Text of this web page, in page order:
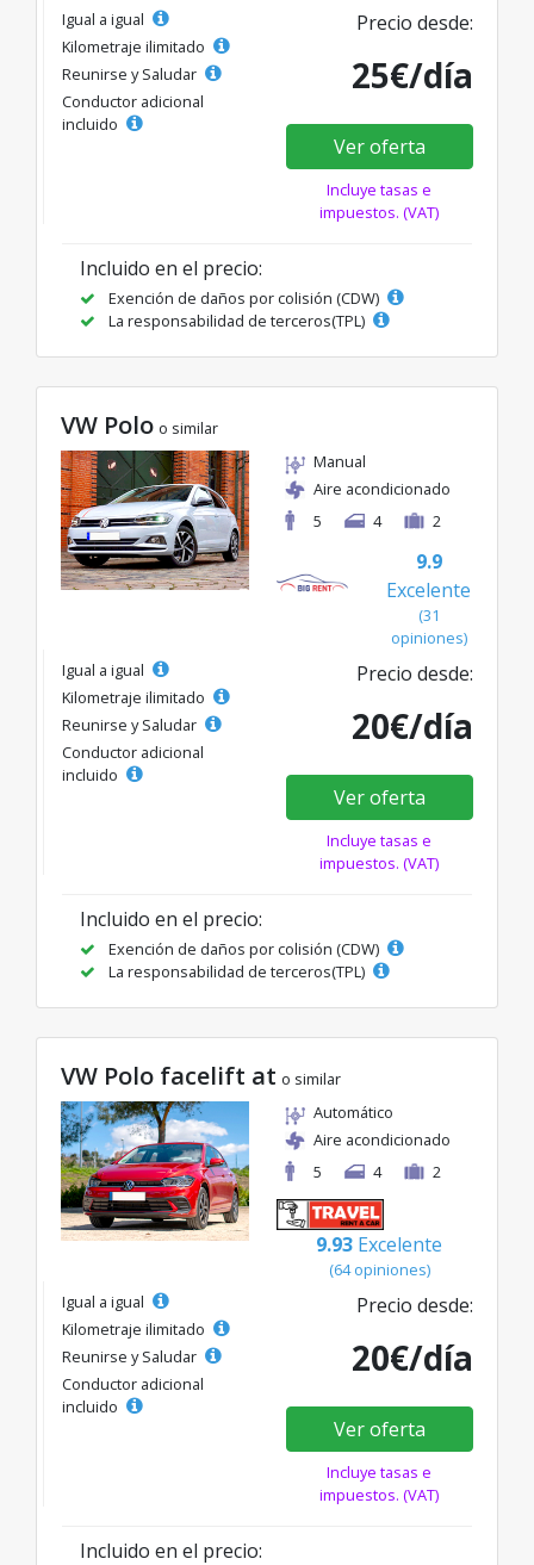
Igual a igual
Kilometraje ilimitado
Reunirse y Saludar
Conductor adicional
incluido
Precio desde:
25€/día
Ver oferta
Incluye tasas e
impuestos. (VAT)
Incluido en el precio:
Exención de daños por colisión (CDW)
La responsabilidad de terceros(TPL)
VW Polo o similar
Manual
Aire acondicionado
5
4 2
9.9
Excelente
(31
opiniones)
Igual a igual
Kilometraje ilimitado
Reunirse y Saludar
Conductor adicional
incluido
Precio desde:
20€/día
Ver oferta
Incluye tasas e
impuestos. (VAT)
Incluido en el precio:
Exención de daños por colisión (CDW)
La responsabilidad de terceros(TPL)
VW Polo facelift at o similar
Automático
Aire acondicionado
5
4 2
9.93 Excelente
(64 opiniones)
Igual a igual
Kilometraje ilimitado
Reunirse y Saludar
Conductor adicional
incluido
Precio desde:
20€/día
Ver oferta
Incluye tasas e
impuestos. (VAT)
Incluido en el precio: